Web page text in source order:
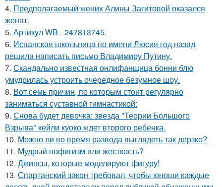
4. Предполагаемый жених Алины Загитовой оказался
женат.
5. Артикул WB - 247813745.
6. Испанская школьница по имени Люсия год назад
решила написать письмо Владимиру Путину.
7. Скандально известная онлифанщица бонни блю
умудрилась устроить очередное безумное шоу.
8. Вот семь причин, по которым стоит регулярно
заниматься суставной гимнастикой:
9. Снова будет девочка: звезда "Теории Большого
Взрыва" кейли куоко ждет второго ребенка.
10. Можно ли во время развода выглядеть так дерзко?
11. Мудрый пофигизм или жесткость?
12. Джинсы, которые моделируют фигуру!
13. Спартанский закон требовал, чтобы юноши каждые